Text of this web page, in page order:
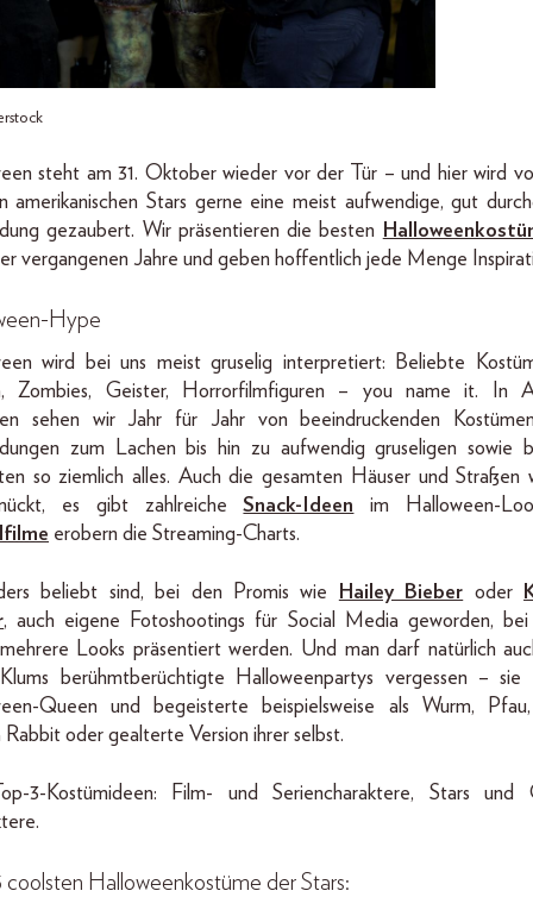
steht am 31. Oktober wieder vor der Tür – und hier wird
amerikanischen Stars gerne eine meist aufwendige, gut
gezaubert. Wir präsentieren die besten
vergangenen Jahre und geben hoffentlich jede Menge
Hype
wird bei uns meist gruselig interpretiert: Beliebte
Zombies, Geister, Horrorfilmfiguren – you name it. In
sehen wir Jahr für Jahr von beeindruckenden
zum Lachen bis hin zu aufwendig gruseligen sowie
so ziemlich alles. Auch die gesamten Häuser und Straßen
es gibt zahlreicheSnack-Ideen im Halloween-
erobern die Streaming-Charts.
beliebt sind, bei den Promis wie Hailey Bieber oder
, auch eigene Fotoshootings für Social Media geworden,
Looks präsentiert werden. Und man darf natürlich
berühmtberüchtigte Halloweenpartys vergessen – sie
Queen und begeisterte beispielsweise als Wurm,
Rabbit oder gealterte Version ihrer selbst.
3-Kostümideen: Film- und Seriencharaktere, Stars und
coolsten Halloweenkostüme der Stars: